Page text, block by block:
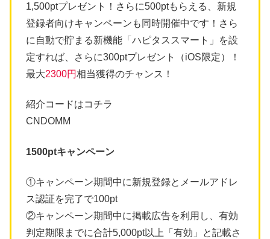
1,500ptプレゼント！さらに500ptもらえる、新規
登録者向けキャンペーンも同時開催中です！さら
に自動で貯まる新機能「ハピタススマート」を設
定すれば、さらに300ptプレゼント（iOS限定）！
最大2300円相当獲得のチャンス！
紹介コードはコチラ
CNDOMM
1500ptキャンペーン
①キャンペーン期間中に新規登録とメールアドレ
ス認証を完了で100pt
②キャンペーン期間中に掲載広告を利用し、有効
判定期限までに合計5,000pt以上「有効」と記載さ